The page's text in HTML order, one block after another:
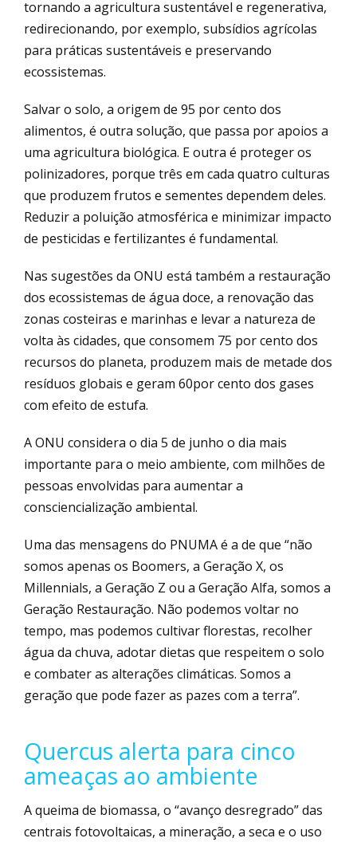
tornando a agricultura sustentável e regenerativa,
redirecionando, por exemplo, subsídios agrícolas
para práticas sustentáveis e preservando
ecossistemas.
Salvar o solo, a origem de 95 por cento dos
alimentos, é outra solução, que passa por apoios a
uma agricultura biológica. E outra é proteger os
polinizadores, porque três em cada quatro culturas
que produzem frutos e sementes dependem deles.
Reduzir a poluição atmosférica e minimizar impacto
de pesticidas e fertilizantes é fundamental.
Nas sugestões da ONU está também a restauração
dos ecossistemas de água doce, a renovação das
zonas costeiras e marinhas e levar a natureza de
volta às cidades, que consomem 75 por cento dos
recursos do planeta, produzem mais de metade dos
resíduos globais e geram 60por cento dos gases
com efeito de estufa.
A ONU considera o dia 5 de junho o dia mais
importante para o meio ambiente, com milhões de
pessoas envolvidas para aumentar a
consciencialização ambiental.
Uma das mensagens do PNUMA é a de que “não
somos apenas os Boomers, a Geração X, os
Millennials, a Geração Z ou a Geração Alfa, somos a
Geração Restauração. Não podemos voltar no
tempo, mas podemos cultivar florestas, recolher
água da chuva, adotar dietas que respeitem o solo
e combater as alterações climáticas. Somos a
geração que pode fazer as pazes com a terra”.
Quercus alerta para cinco
ameaças ao ambiente
A queima de biomassa, o “avanço desregrado” das
centrais fotovoltaicas, a mineração, a seca e o uso